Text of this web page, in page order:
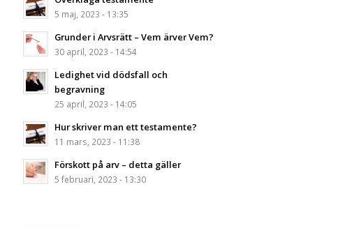
5 maj, 2023 - 13:35
Grunder i Arvsrätt – Vem ärver Vem?
30 april, 2023 - 14:54
Ledighet vid dödsfall och
begravning
25 april, 2023 - 14:05
Hur skriver man ett testamente?
11 mars, 2023 - 11:38
Förskott på arv – detta gäller
5 februari, 2023 - 13:30